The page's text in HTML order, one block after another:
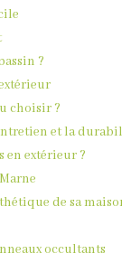
?
choisir ?
et la
en extérieur ?
de sa
occultants